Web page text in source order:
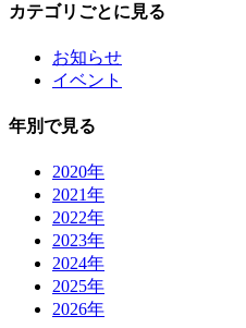
カテゴリごとに見る
お知らせ
イベント
年別で見る
2020年
2021年
2022年
2023年
2024年
2025年
2026年